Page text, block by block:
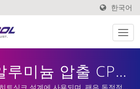
한국어
루미늄 압출 CPU